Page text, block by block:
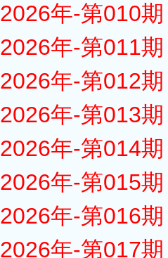
2026年-第010
2026年-第011
2026年-第012
2026年-第013
2026年-第014
2026年-第015
2026年-第016
2026年-第017